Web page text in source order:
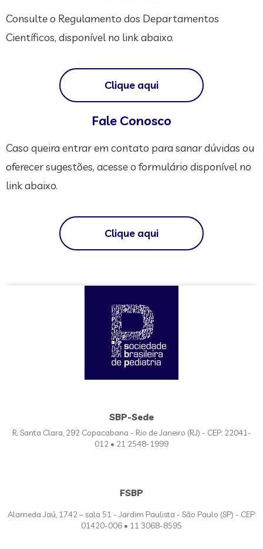
Consulte o Regulamento dos Departamentos
Científicos, disponível no link abaixo.
Clique aqui
Fale Conosco
Caso queira entrar em contato para sanar dúvidas ou
oferecer sugestões, acesse o formulário disponível no
link abaixo.
Clique aqui
SBP-Sede
R. Santa Clara, 292 Copacabana - Rio de Janeiro (RJ) - CEP: 22041-
012 • 21 2548-1999
FSBP
Alameda Jaú, 1742 – sala 51 - Jardim Paulista - São Paulo (SP) - CEP:
01420-006 • 11 3068-8595